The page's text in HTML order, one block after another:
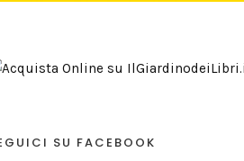
SU FACEBOOK